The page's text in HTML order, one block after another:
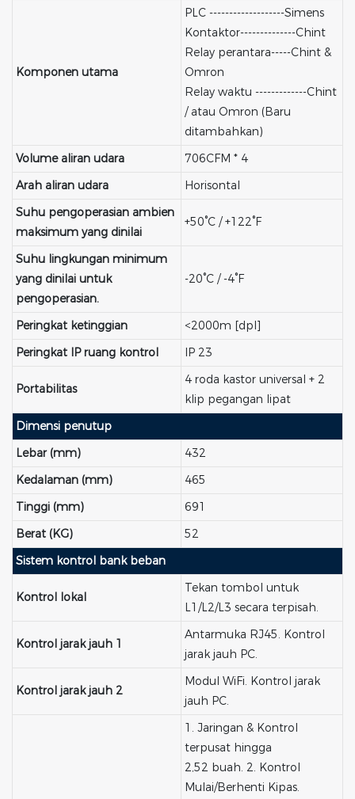
Komponen utama
PLC -------------------Simens
Kontaktor--------------Chint
Relay perantara-----Chint &
Omron
Relay waktu -------------Chint
/ atau Omron (Baru
ditambahkan)
Volume aliran udara
706CFM * 4
Arah aliran udara
Horisontal
Suhu pengoperasian ambien
maksimum yang dinilai
+50°C / +122°F
Suhu lingkungan minimum
yang dinilai untuk
pengoperasian.
-20°C / -4°F
Peringkat ketinggian
<2000m [dpl]
Peringkat IP ruang kontrol
IP 23
Portabilitas
4 roda kastor universal + 2
klip pegangan lipat
Dimensi penutup
Lebar (mm)
432
Kedalaman (mm)
465
Tinggi (mm)
691
Berat (KG)
52
Sistem kontrol bank beban
Kontrol lokal
Tekan tombol untuk
L1/L2/L3 secara terpisah.
Kontrol jarak jauh 1
Antarmuka RJ45. Kontrol
jarak jauh PC.
Kontrol jarak jauh 2
Modul WiFi. Kontrol jarak
jauh PC.
1. Jaringan & Kontrol
terpusat hingga
2,52 buah. 2. Kontrol
Mulai/Berhenti Kipas.